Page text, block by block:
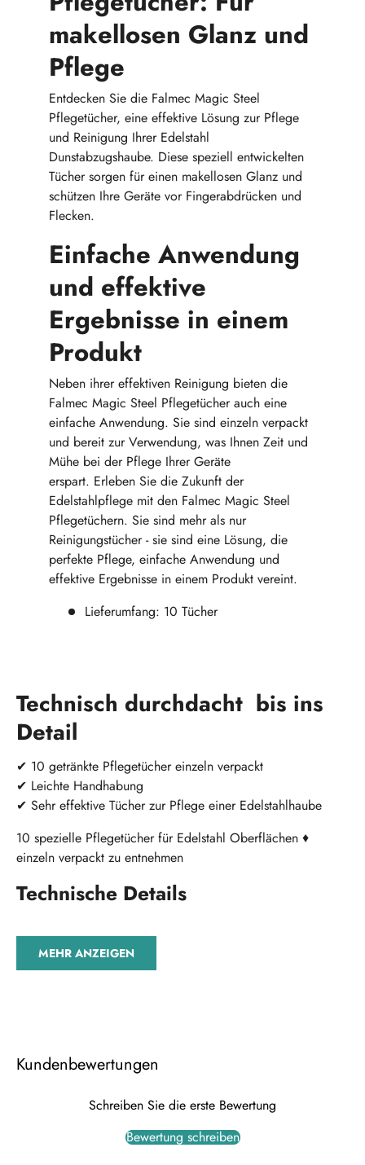
makellosen Glanz und
Pflege
Entdecken Sie die Falmec Magic Steel
Pflegetücher, eine effektive Lösung zur Pflege
und Reinigung Ihrer Edelstahl
Dunstabzugshaube. Diese speziell entwickelten
Tücher sorgen für einen makellosen Glanz und
schützen Ihre Geräte vor Fingerabdrücken und
Flecken.
Einfache Anwendung
und effektive
Ergebnisse in einem
Produkt
Neben ihrer effektiven Reinigung bieten die
Falmec Magic Steel Pflegetücherauch eine
einfache Anwendung. Sie sind einzeln verpackt
und bereit zur Verwendung, was Ihnen Zeit und
Mühe bei der Pflege Ihrer Geräte
erspart. Erleben Sie die Zukunft der
Edelstahlpflege mit den Falmec Magic Steel
Pflegetüchern. Sie sind mehr als nur
Reinigungstücher - sie sind eine Lösung, die
perfekte Pflege, einfache Anwendung und
effektive Ergebnisse in einem Produkt vereint.
Lieferumfang: 10 Tücher
Technisch durchdacht bis ins
Detail
✔ 10 getränkte Pflegetücher einzeln verpackt
✔ Leichte Handhabung
✔ Sehr effektive Tücher zur Pflege einer Edelstahlhaube
10 spezielle Pflegetücher für Edelstahl Oberflächen ♦
einzeln verpackt zu entnehmen
Technische Details
MEHR ANZEIGEN
Kundenbewertungen
Schreiben Sie die erste Bewertung
Bewertung schreiben